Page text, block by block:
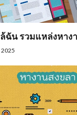
ฉัน รวมแหล่งหา
2025